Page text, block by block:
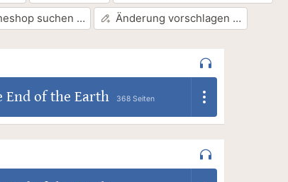
suchen … Änderung vorschlagen …
End of the Earth 368 Seiten